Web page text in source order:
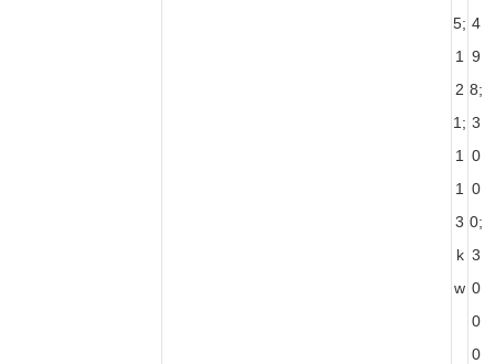
5;
1
2
1;
1
1
3
k
w
4
9
8;
3
0
0
0;
3
0
0
0